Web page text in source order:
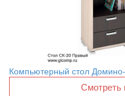
Компьютерный стол
Смотреть